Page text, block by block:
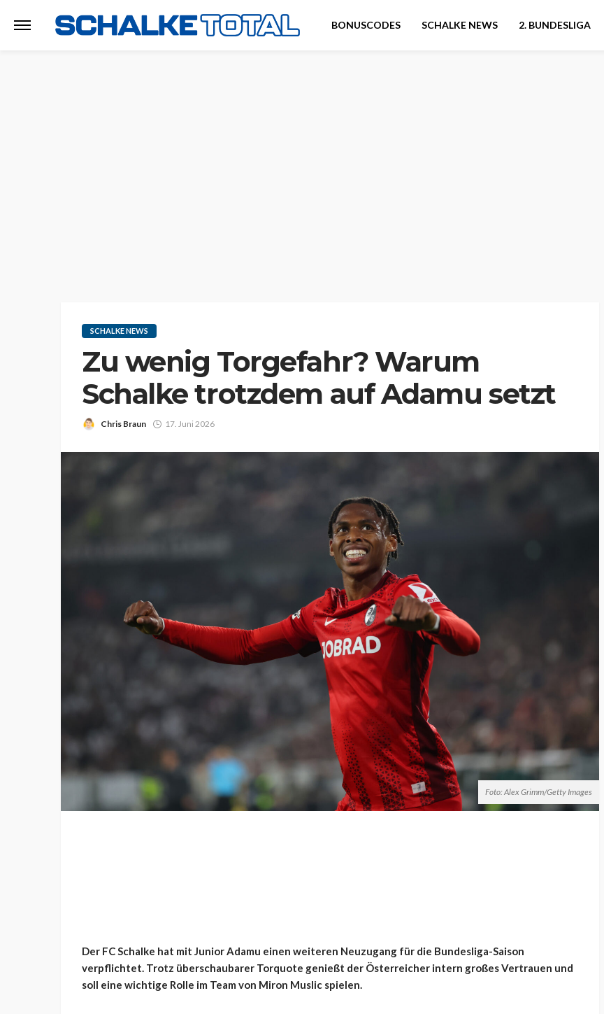
BONUSCODES SCHALKE NEWS 2. BUNDESLIGA
SCHALKE NEWS
Zu wenig Torgefahr? Warum
Schalke trotzdem auf Adamu setzt
Chris Braun 17. Juni 2026
Foto: Alex Grimm/Getty Images
Der FC Schalke hat mit Junior Adamu einen weiteren Neuzugang für die Bundesliga-Saison
verpflichtet. Trotz überschaubarer Torquote genießt der Österreicher intern großes Vertrauen und
soll eine wichtige Rolle im Team von Miron Muslic spielen.